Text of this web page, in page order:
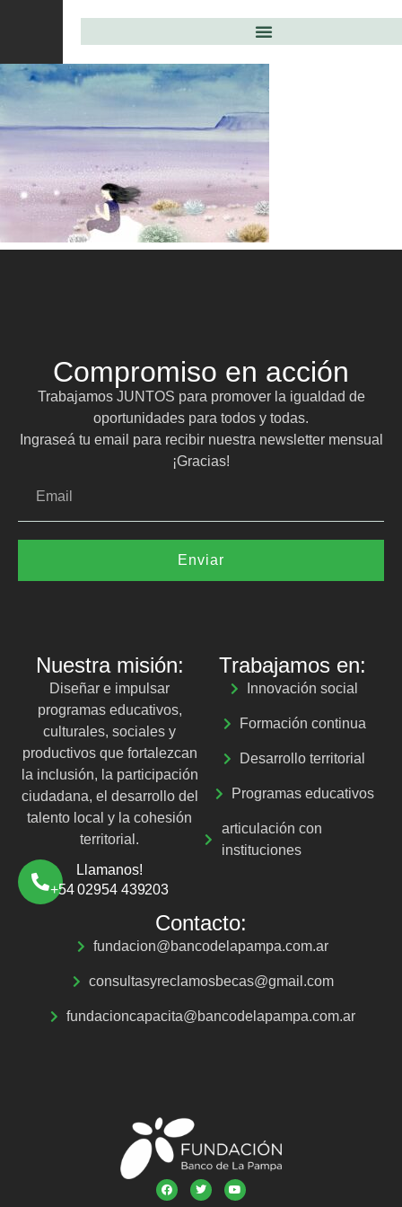
Compromiso en acción
Trabajamos JUNTOS para promover la igualdad de
oportunidades para todos y todas.
Ingraseá tu email para recibir nuestra newsletter mensual
¡Gracias!
Enviar
Nuestra misión:
Diseñar e impulsar
programas educativos,
culturales, sociales y
productivos que fortalezcan
la inclusión, la participación
ciudadana, el desarrollo del
talento local y la cohesión
territorial.
Llamanos!
+54 02954 439203
Trabajamos en:
Innovación social
Formación continua
Desarrollo territorial
Programas educativos
articulación con
instituciones
Contacto:
fundacion@bancodelapampa.com.ar
consultasyreclamosbecas@gmail.com
fundacioncapacita@bancodelapampa.com.ar